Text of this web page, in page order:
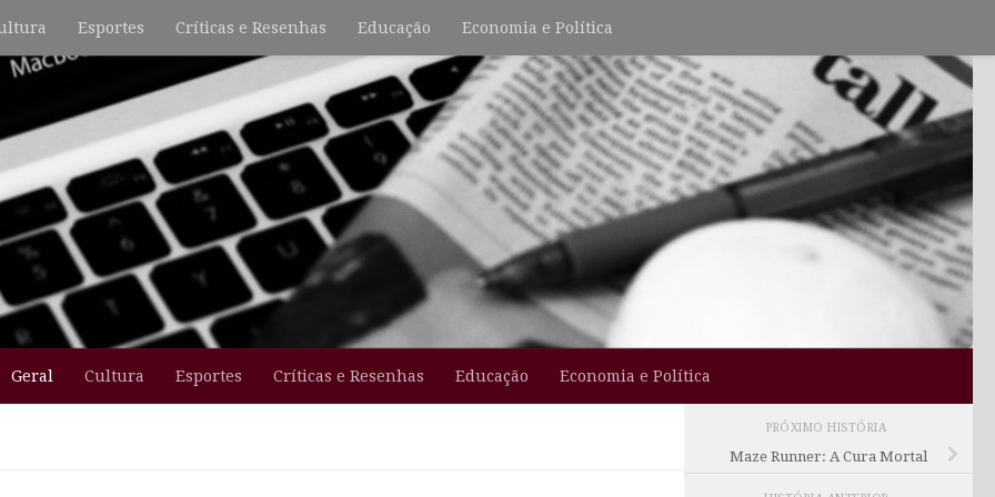
Esportes Críticas e Resenhas Educação Economia e Política
Geral Cultura Esportes Críticas e Resenhas Educação Economia e Política
PRÓXIMO HISTÓRIA
Maze Runner: A Cura Mortal